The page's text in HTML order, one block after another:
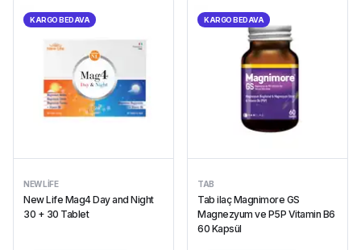
KARGO BEDAVA
NEW LIFE
New Life Mag4 Day and Night
30 + 30 Tablet
KARGO BEDAVA
TAB
Tab ilaç Magnimore GS
Magnezyum ve P5P Vitamin B6
60 Kapsül